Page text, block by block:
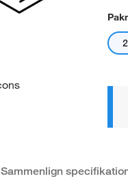
Sammenlign